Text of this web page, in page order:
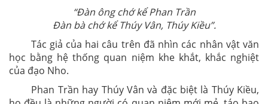
“Đàn ông chớ kể Phan Trần
Đàn bà chớ kể Thúy Vân, Thúy Kiều”.
Tác giả của hai câu trên đã nhìn các nhân vật văn
học bằng hệ thống quan niệm khe khắt, khắc nghiệt
của đạo Nho.
Phan Trần hay Thúy Vân và đặc biệt là Thúy Kiều,